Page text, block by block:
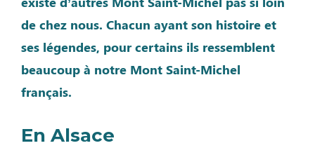
de chez nous. Chacun ayant son histoire et
ses légendes, pour certains ils ressemblent
beaucoup à notre Mont Saint-Michel
français.
En Alsace